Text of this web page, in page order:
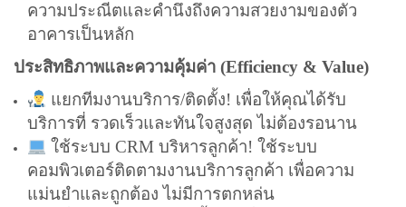
ความประณีตและคำนึงถึงความสวยงามของตัว
อาคารเป็นหลัก
ประสิทธิภาพและความคุ้มค่า (Efficiency & Value)
แยกทีมงานบริการ/ติดตั้ง! เพื่อให้คุณได้รับ
บริการที่ รวดเร็วและทันใจสูงสุด ไม่ต้องรอนาน
ใช้ระบบ CRM บริหารลูกค้า! ใช้ระบบ
คอมพิวเตอร์ติดตามงานบริการลูกค้า เพื่อความ
แม่นยำและถูกต้อง ไม่มีการตกหล่น